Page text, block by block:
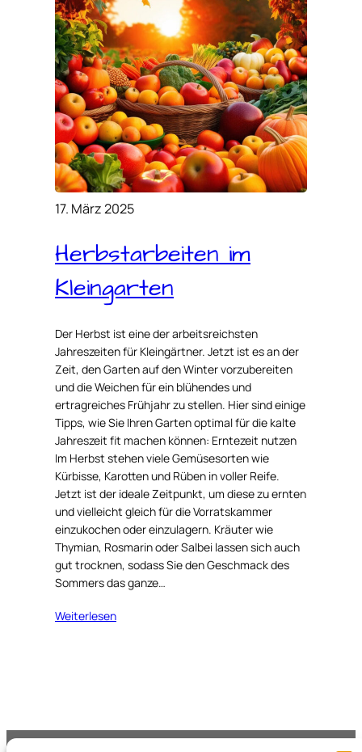
17. März 2025
Herbstarbeiten im
Kleingarten
Der Herbst ist eine der arbeitsreichsten
Jahreszeiten für Kleingärtner. Jetzt ist es an der
Zeit, den Garten auf den Winter vorzubereiten
und die Weichen für ein blühendes und
ertragreiches Frühjahr zu stellen. Hier sind einige
Tipps, wie Sie Ihren Garten optimal für die kalte
Jahreszeit fit machen können: Erntezeit nutzen
Im Herbst stehen viele Gemüsesorten wie
Kürbisse, Karotten und Rüben in voller Reife.
Jetzt ist der ideale Zeitpunkt, um diese zu ernten
und vielleicht gleich für die Vorratskammer
einzukochen oder einzulagern. Kräuter wie
Thymian, Rosmarin oder Salbei lassen sich auch
gut trocknen, sodass Sie den Geschmack des
Sommers das ganze…
Weiterlesen